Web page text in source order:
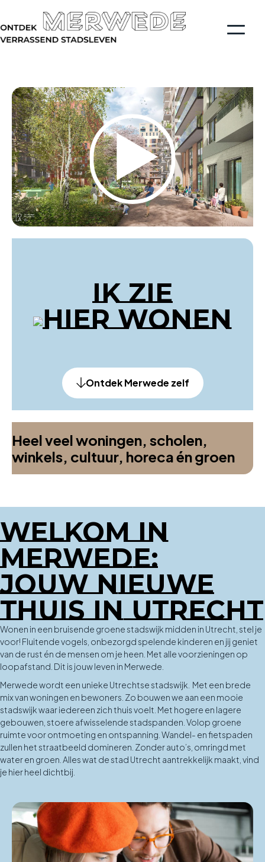
IK ZIE
HIERWONEN
Ontdek Merwede zelf
Heel veel woningen, scholen,
winkels, cultuur, horeca én groen
WELKOM IN
MERWEDE:
JOUW NIEUWE
THUIS IN UTRECHT
Wonen in een bruisende groene stadswijk midden in Utrecht, stel je
voor! Fluitende vogels, onbezorgd spelende kinderen en jij geniet
van de rust én de mensen om je heen. Met alle voorzieningen op
loopafstand. Dit is jouw leven in Merwede.
Merwede wordt een unieke Utrechtse stadswijk. Met een brede
mix van woningen en bewoners. Zo bouwen we aan een mooie
stadswijk waar iedereen zich thuis voelt. Met hogere en lagere
gebouwen, stoere afwisselende stadspanden. Volop groene
ruimte voor ontmoeting en ontspanning. Wandel- en fietspaden
zullen het straatbeeld domineren. Zonder auto’s, omringd met
water en groen. Alles wat de stad Utrecht aantrekkelijk maakt, vind
je hier heel dichtbij.